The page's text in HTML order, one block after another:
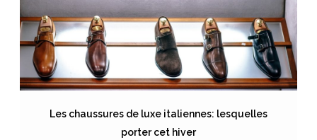
Les chaussures de luxe italiennes: lesquelles
porter cet hiver